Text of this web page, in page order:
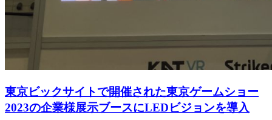
東京ビックサイトで開催された東京ゲームショー
2023の企業様展示ブースにLEDビジョンを導入